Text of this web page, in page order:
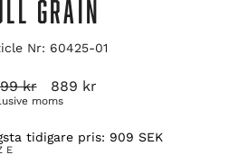
GRAIN
Nr: 60425-01
kr Reapris
889 kr
moms
tidigare pris: 909 SEK